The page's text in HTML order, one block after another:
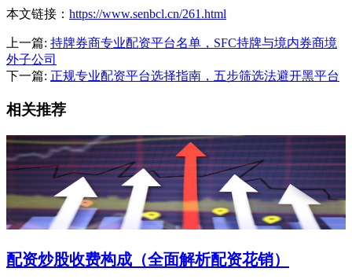
本文链接： https://www.senbcl.cn/261.html
上一篇: 持牌券商专业配资平台名单，SFC持牌与境内券商境
外子公司
下一篇: 正规专业配资平台选择指南，五步筛选法避开黑平台
相关推荐
配资炒股收费构成（全面解析配资花销）